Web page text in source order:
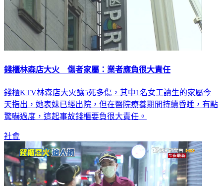
錢櫃林森店大火 傷者家屬：業者應負很大責任
錢櫃KTV林森店大火釀5死多傷，其中1名女工讀生的家屬今
天指出，她表妹已經出院，但在醫院療養期間持續昏睡，有點
驚嚇過度，這起事故錢櫃要負很大責任。
社會